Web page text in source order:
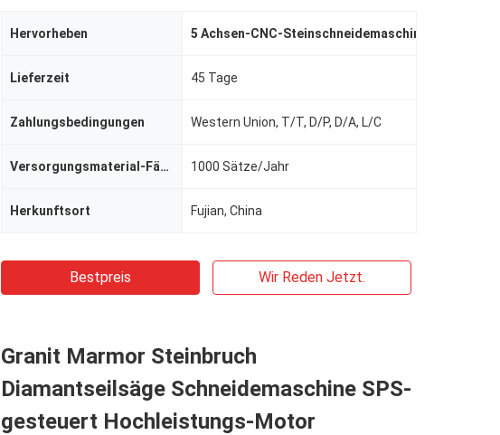
Hervorheben 5 Achsen-CNC-Steinschneidemaschine
Lieferzeit 45 Tage
Zahlungsbedingungen Western Union, T/T, D/P, D/A, L/C
Versorgungsmaterial-Fähigkeit 1000 Sätze/Jahr
Herkunftsort Fujian, China
Bestpreis Wir Reden Jetzt.
Granit Marmor Steinbruch
Diamantseilsäge Schneidemaschine SPS-
gesteuert Hochleistungs-Motor